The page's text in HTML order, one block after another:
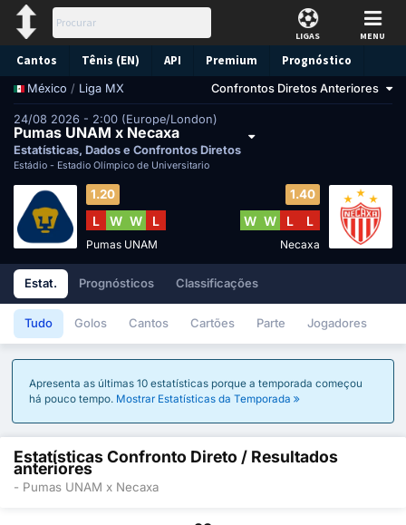
LIGAS MENU
Cantos Tênis (EN) API Premium Prognóstico
México / Liga MX Confrontos Diretos Anteriores
24/08 2026 - 2:00 (Europe/London)
Pumas UNAM x Necaxa
Estatísticas, Dados e Confrontos Diretos
Estádio - Estadio Olímpico de Universitario
1.20
L W W L
Pumas UNAM
1.40
W W L L
Necaxa
Estat. Prognósticos Classificações
Tudo Golos Cantos Cartões Parte Jogadores
Apresenta as últimas 10 estatísticas porque a temporada começou
há pouco tempo. Mostrar Estatísticas da Temporada
Estatísticas Confronto Direto / Resultados
anteriores
- Pumas UNAM x Necaxa